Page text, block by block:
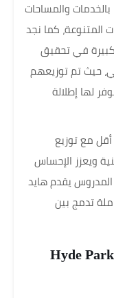
بالخدمات والمساحات
المتنوعة، كما نجد
في تحقيق
حيث تم توزيعهم
لها إطلالة
مع توزيع
ويعزز الإحساس
المدروس يقدم هايد
تدمج بين
مساحات وأنواع وحدات كمبوند Hyde Park